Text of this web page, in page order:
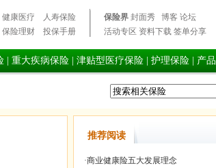
健康医疗
人寿保险
保险理财 投保手册
保险界 封面秀 博客 论坛
活动专区 资料下载 签单分享
重大疾病保险 津贴型医疗保险 护理保险 产品
推荐阅读
·商业健康险五大发展理念